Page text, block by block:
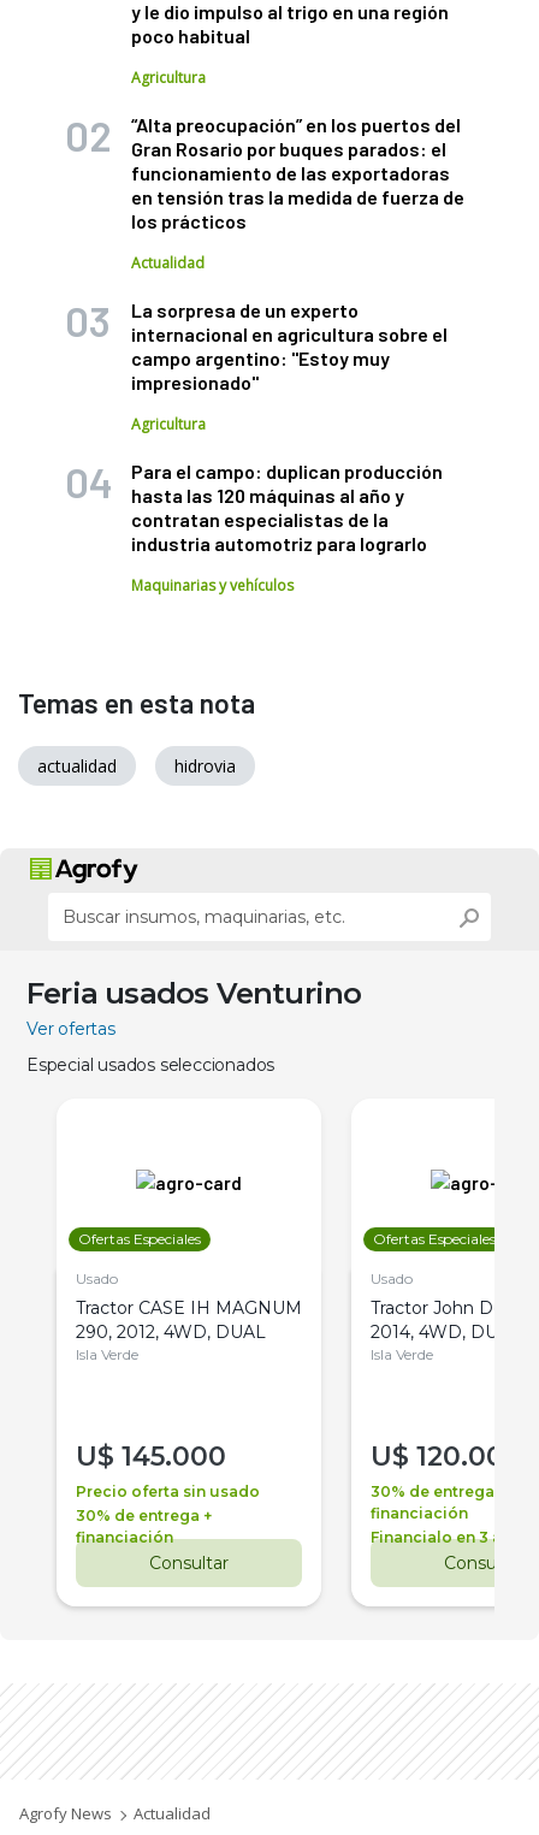
y le dio impulso al trigo en una región
poco habitual
Agricultura
“Alta preocupación” en los puertos del
Gran Rosario por buques parados: el
funcionamiento de las exportadoras
en tensión tras la medida de fuerza de
los prácticos
Actualidad
La sorpresa de un experto
internacional en agricultura sobre el
campo argentino: "Estoy muy
impresionado"
Agricultura
Para el campo: duplican producción
hasta las 120 máquinas al año y
contratan especialistas de la
industria automotriz para lograrlo
Maquinarias y vehículos
Temas en esta nota
actualidad hidrovia
Feria usados Venturino
Ver ofertas
Especial usados seleccionados
Ofertas Especiales
Usado
Tractor CASE IH MAGNUM
290, 2012, 4WD, DUAL
Isla Verde
U$ 145.000
Precio oferta sin usado
30% de entrega +
financiación
Consultar
Ofertas Especiales
Usado
Tractor John Deere
2014, 4WD, DUAL
Isla Verde
U$ 120.000
30% de entrega +
financiación
Financialo en 3 años
Consultar
Agrofy News Actualidad